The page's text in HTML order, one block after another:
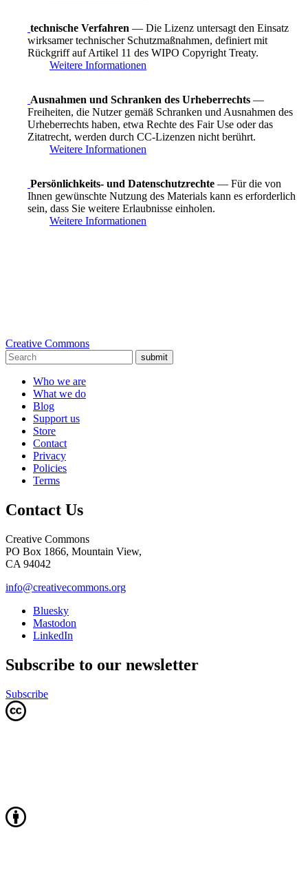
technische Verfahren — Die Lizenz untersagt den Einsatz
wirksamer technischer Schutzmaßnahmen, definiert mit
Rückgriff auf Artikel 11 des WIPO Copyright Treaty.
Weitere Informationen
Ausnahmen und Schranken des Urheberrechts —
Freiheiten, die Nutzer gemäß Schranken und Ausnahmen des
Urheberrechts haben, etwa Rechte des Fair Use oder das
Zitatrecht, werden durch CC-Lizenzen nicht berührt.
Weitere Informationen
Persönlichkeits- und Datenschutzrechte — Für die von
Ihnen gewünschte Nutzung des Materials kann es erforderlich
sein, dass Sie weitere Erlaubnisse einholen.
Weitere Informationen
Creative Commons
submit
Who we are
What we do
Blog
Support us
Store
Contact
Privacy
Policies
Terms
Contact Us
Creative Commons
PO Box 1866, Mountain View,
CA 94042
info@creativecommons.org
Bluesky
Mastodon
LinkedIn
Subscribe to our newsletter
Subscribe